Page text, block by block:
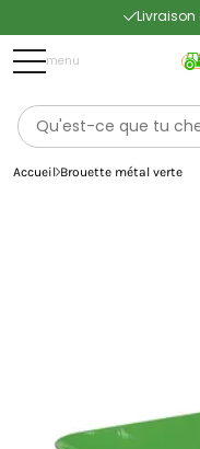
menu
Accueil Brouette métal verte